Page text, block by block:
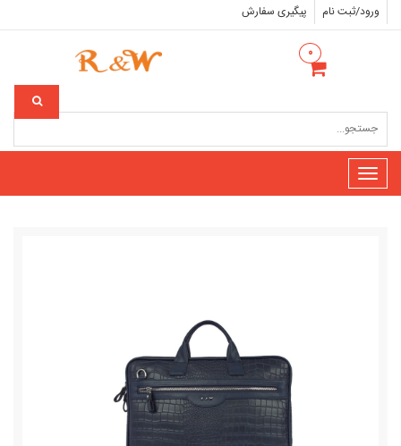
ورود/ثبت نام پیگیری سفارش
۰
Toggle
navigation